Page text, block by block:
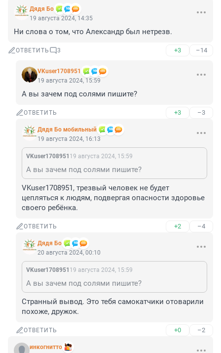
Дядя Бо
19 августа 2024, 14:35
Ни слова о том, что Александр был нетрезв.
ОТВЕТИТЬ 3 +3 –14
VKuser1708951
19 августа 2024, 15:59
А вы зачем под солями пишите?
ОТВЕТИТЬ +3 –3
Дядя Бо мобильный
19 августа 2024, 16:13
VKuser1708951 19 августа 2024, 15:59
А вы зачем под солями пишите?
VKuser1708951, трезвый человек не будет
цепляться к людям, подвергая опасности здоровье
своего ребёнка.
ОТВЕТИТЬ +2 –4
Дядя Бо
20 августа 2024, 00:10
VKuser1708951 19 августа 2024, 15:59
А вы зачем под солями пишите?
Странный вывод. Это тебя самокатчики отоварили
похоже, дружок.
ОТВЕТИТЬ +0 –2
инкогнитто